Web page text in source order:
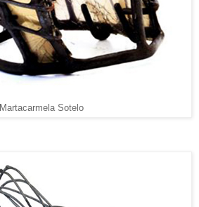
Martacarmela Sotelo